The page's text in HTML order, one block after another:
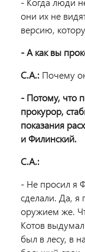
они их не
версию,
- А как вы
С.А.: Почему
- Потому, что
прокурор,
показания
и Филинский.
С.А.:
- Не просил я
сделали. Да, я
оружием же.
Котов
был в лесу, в